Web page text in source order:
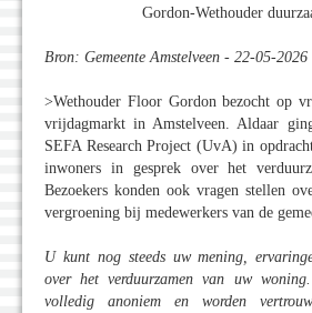
Gordon-Wethouder
Bron: Gemeente Amstelveen - 22-05-2026
>Wethouder Floor Gordon bezocht op
vrijdagmarkt in Amstelveen. Aldaar
SEFA Research Project (UvA) in
inwoners in gesprek over het
Bezoekers konden ook vragen stellen
vergroening bij medewerkers van de
U kunt nog steeds uw mening,
over het verduurzamen van uw
volledig anoniem en worden